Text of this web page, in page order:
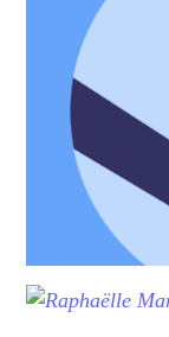
Comment
fondateur
(et éviter
Créer une
majorité des
portées par